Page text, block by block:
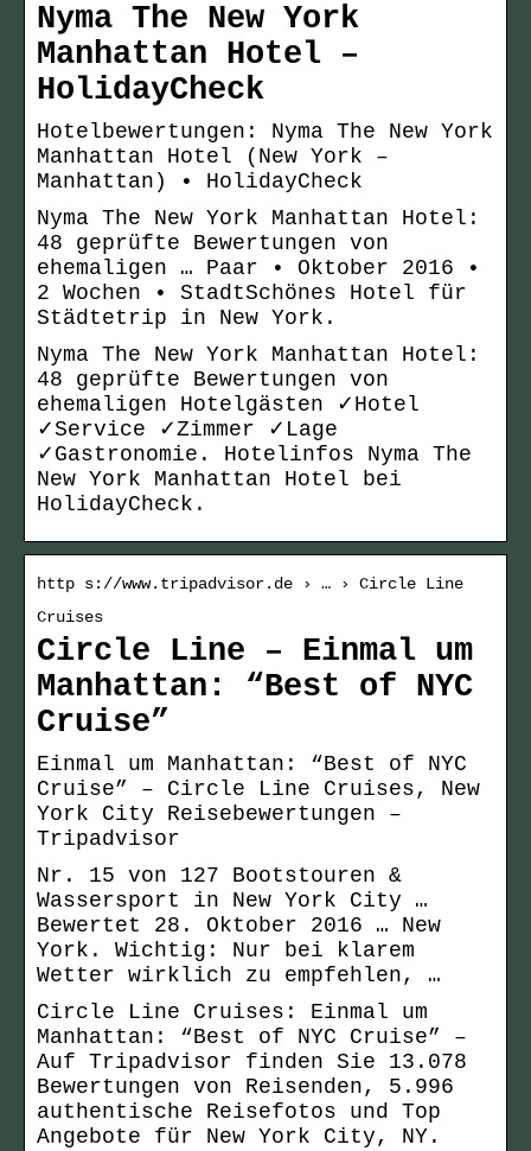
Nyma The New York
Manhattan Hotel –
HolidayCheck
Hotelbewertungen: Nyma The New York
Manhattan Hotel (New York –
Manhattan) • HolidayCheck
Nyma The New York Manhattan Hotel:
48 geprüfte Bewertungen von
ehemaligen … Paar • Oktober 2016 •
2 Wochen • StadtSchönes Hotel für
Städtetrip in New York.
Nyma The New York Manhattan Hotel:
48 geprüfte Bewertungen von
ehemaligen Hotelgästen ✓Hotel
✓Service ✓Zimmer ✓Lage
✓Gastronomie. Hotelinfos Nyma The
New York Manhattan Hotel bei
HolidayCheck.
http s://www.tripadvisor.de › … › Circle Line
Cruises
Circle Line – Einmal um
Manhattan: “Best of NYC
Cruise”
Einmal um Manhattan: “Best of NYC
Cruise” – Circle Line Cruises, New
York City Reisebewertungen –
Tripadvisor
Nr. 15 von 127 Bootstouren &
Wassersport in New York City …
Bewertet 28. Oktober 2016 … New
York. Wichtig: Nur bei klarem
Wetter wirklich zu empfehlen, …
Circle Line Cruises: Einmal um
Manhattan: “Best of NYC Cruise” –
Auf Tripadvisor finden Sie 13.078
Bewertungen von Reisenden, 5.996
authentische Reisefotos und Top
Angebote für New York City, NY.